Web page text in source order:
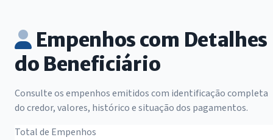
Empenhos com Detalhes
do Beneficiário
Consulte os empenhos emitidos com identificação completa
do credor, valores, histórico e situação dos pagamentos.
Total de Empenhos